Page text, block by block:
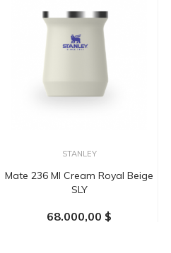
STANLEY
Mate 236 Ml Cream Royal Beige
SLY
68.000,00 $